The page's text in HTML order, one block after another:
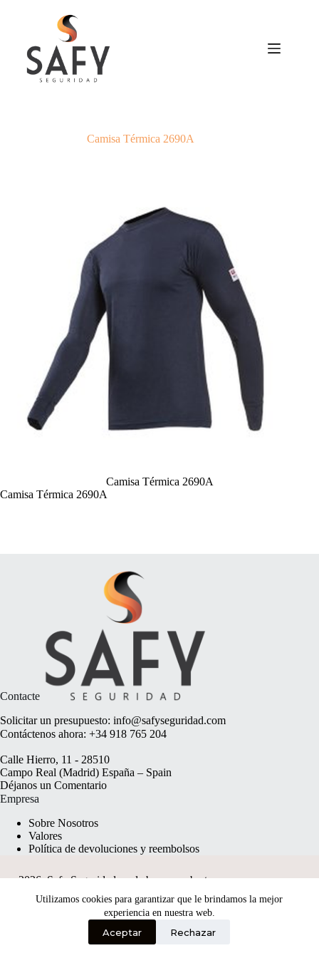
Utilizamos cookies para garantizar que le brindamos la mejor
experiencia en nuestra web.
Aceptar Rechazar
Camisa Térmica 2690A
Camisa Térmica 2690A
Camisa Térmica 2690A
Contacte
Solicitar un presupuesto: info@safyseguridad.com
Contáctenos ahora: +34 918 765 204
Calle Hierro, 11 - 28510
Campo Real (Madrid) España – Spain
Déjanos un Comentario
Empresa
Sobre Nosotros
Valores
Política de devoluciones y reembolsos
2026, Safy Seguridad made byanyweb.pt